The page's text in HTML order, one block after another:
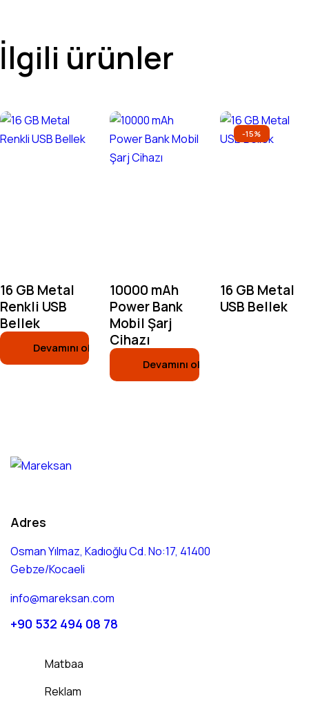
İlgili ürünler
16 GB Metal
Renkli USB
Bellek
Devamını oku
10000 mAh
Power Bank
Mobil Şarj
Cihazı
Devamını oku
-15%
16 GB Metal
USB Bellek
Adres
Osman Yılmaz, Kadıoğlu Cd. No:17, 41400
Gebze/Kocaeli
info@mareksan.com
+90 532 494 08 78
Matbaa
Reklam